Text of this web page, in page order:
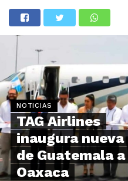
NOTICIAS
TAG Airlines
inaugura
de Guatemala a
Oaxaca